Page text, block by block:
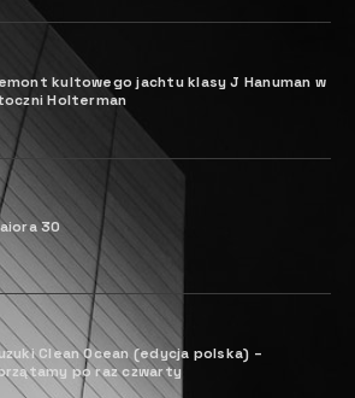
się dopiero co zakończone,
miesiące i czas myśleć o przyszłej
że planowanie kolejnych targów w
jest w pełnym toku. Od maja
związane ze sportami wodnymi
swoje uczestnictwo na boot
23 do 31 stycznia) na stronie
boot jest do dyspozycji, oferując
i informacje.
o święcie